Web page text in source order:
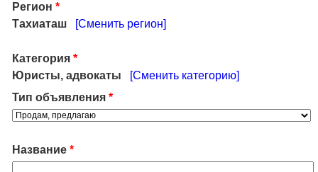
Регион *
Тахиаташ
[Сменить регион]
Категория *
Юристы, адвокаты
[Сменить категорию]
Тип объявления *
Название *